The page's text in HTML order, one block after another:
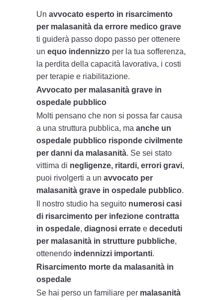
Unavvocato esperto in risarcimento
per malasanità da errore medico grave
ti guiderà passo dopo passo per ottenere
unequo indennizzo per la tua sofferenza,
la perdita della capacità lavorativa, i costi
per terapie e riabilitazione.
Avvocato per malasanità grave in
ospedale pubblico
Molti pensano che non si possa far causa
a una struttura pubblica, maanche un
ospedale pubblico risponde civilmente
per danni da malasanità. Se sei stato
vittima di negligenze, ritardi, errori gravi,
puoi rivolgerti a unavvocato per
malasanità grave in ospedale pubblico.
Il nostro studio ha seguito numerosi casi
di risarcimento per infezione contratta
in ospedale,diagnosi errate edeceduti
per malasanità in strutture pubbliche,
ottenendo indennizzi importanti.
Risarcimento morte da malasanità in
ospedale
Se hai perso un familiare per malasanità